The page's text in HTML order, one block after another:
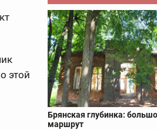
этой
Брянская глубинка:
маршрут